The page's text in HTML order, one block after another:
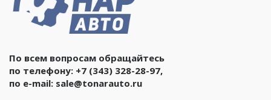
По всем вопросам обращайтесь
по телефону: +7 (343) 328-28-97,
по e-mail: sale@tonarauto.ru